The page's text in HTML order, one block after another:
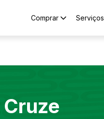
Comprar Serviços
Cruze